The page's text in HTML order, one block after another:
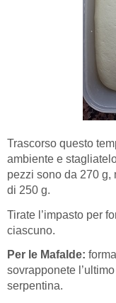
Trascorso questo
ambiente e
pezzi sono da 270 g,
di 250 g.
Tirate l’impasto per
ciascuno.
Per le Mafalde:
sovrapponete
serpentina.